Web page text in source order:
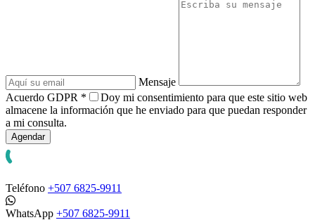
Mensaje
Acuerdo GDPR *
Doy mi consentimiento para que este sitio web
almacene la información que he enviado para que puedan responder
a mi consulta.
Teléfono +507 6825-9911
WhatsApp +507 6825-9911